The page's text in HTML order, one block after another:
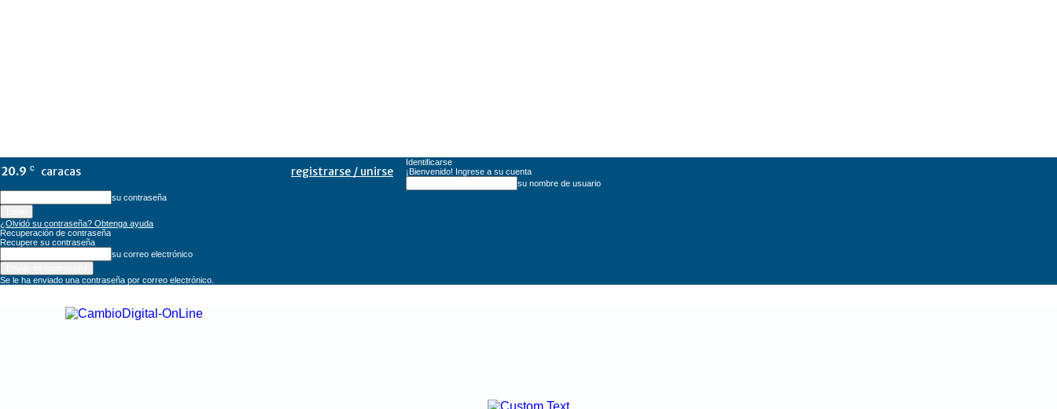
20.9 C caracas registrarse / unirse
Identificarse
¡Bienvenido! Ingrese a su cuenta
su nombre de usuario
su contraseña
¿Olvidó su contraseña? Obtenga ayuda
Recuperación de contraseña
Recupere su contraseña
su correo electrónico
Se le ha enviado una contraseña por correo electrónico.
CambioDigital